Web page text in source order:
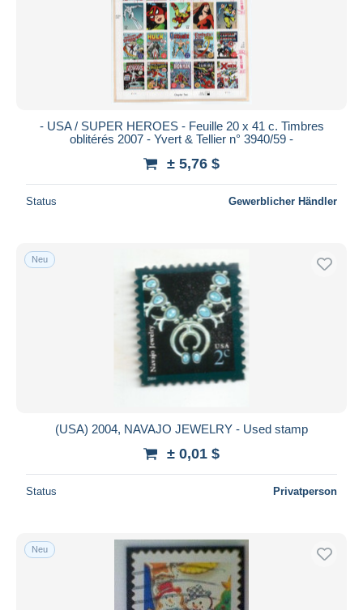
- USA / SUPER HEROES - Feuille 20 x 41 c. Timbres
oblitérés 2007 - Yvert & Tellier n° 3940/59 -
± 5,76 $
Status Gewerblicher Händler
Neu
(USA) 2004, NAVAJO JEWELRY - Used stamp
± 0,01 $
Status Privatperson
Neu